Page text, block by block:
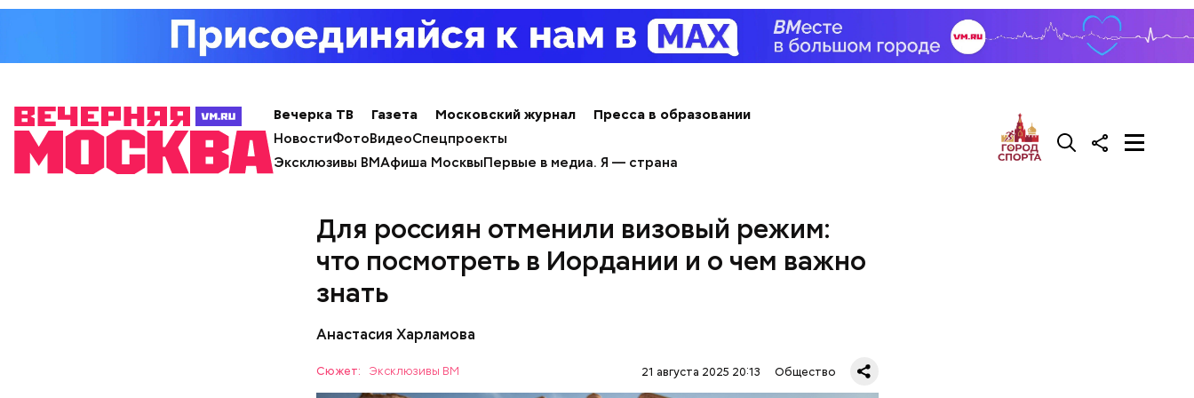
Вечерка ТВ Газета Московский журнал
Пресса в образовании
НовостиФотоВидеоСпецпроекты
Эксклюзивы ВМАфиша МосквыПервые в медиа. Я — страна
Для россиян отменили визовый режим:
что посмотреть в Иордании и о чем важно
знать
Анастасия Харламова
Сюжет: Эксклюзивы ВМ 21 августа 2025 20:13 Общество